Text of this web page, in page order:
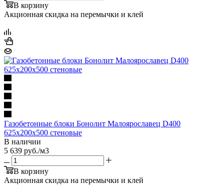
В корзину
Акционная скидка на перемычки и клей
Газобетонные блоки Бонолит Малоярославец D400
625х200х500 стеновые
В наличии
5 639 руб./м3
В корзину
Акционная скидка на перемычки и клей